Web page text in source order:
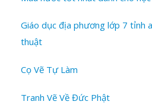
Giáo dục địa phương lớp 7 tỉnh
thuật
Cọ Vẽ Tự Làm
Tranh Vẽ Về Đức Phật